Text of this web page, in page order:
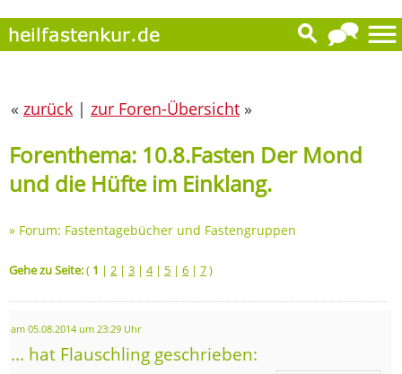
« zurück | zur Foren-Übersicht »
Forenthema: 10.8.Fasten Der Mond
und die Hüfte im Einklang.
» Forum: Fastentagebücher und Fastengruppen
Gehe zu Seite:( 1 | 2 | 3 | 4| 5 | 6 | 7)
am 05.08.2014 um 23:29 Uhr
... hat Flauschling geschrieben: